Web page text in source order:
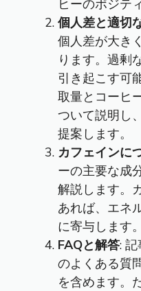
ヒーのポジテ
個人差と適切
個人差が大き
ります。過剰
引き起こす可
取量とコーヒ
ついて説明し
提案します。
カフェインに
ーの主要な成
解説します。
あれば、エネ
に寄与します。
FAQと解答:
のよくある質
を含めます。